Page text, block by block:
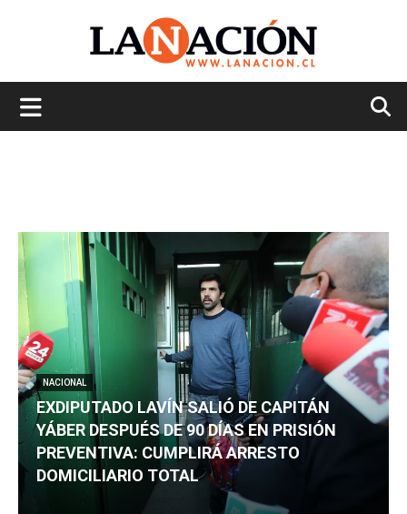
NACIONAL
EXDIPUTADO LAVÍN SALIÓ DE CAPITÁN
YÁBER DESPUÉS DE 90 DÍAS EN PRISIÓN
PREVENTIVA: CUMPLIRÁ ARRESTO
DOMICILIARIO TOTAL